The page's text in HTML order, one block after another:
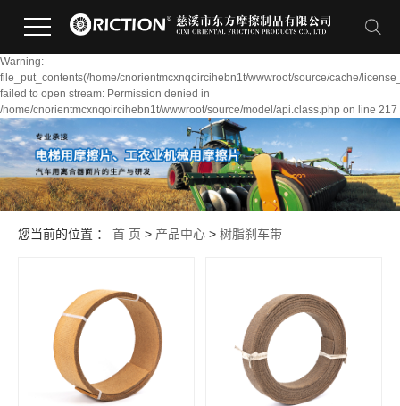
Warning:
file_put_contents(/home/cnorientmcxnqoircihebn1t/wwwroot/source/cache/
failed to open stream: Permission denied in
/home/cnorientmcxnqoircihebn1t/wwwroot/source/model/api.class.php on line 217
您当前的位置 ： 首 页 > 产品中心 > 树脂刹车带